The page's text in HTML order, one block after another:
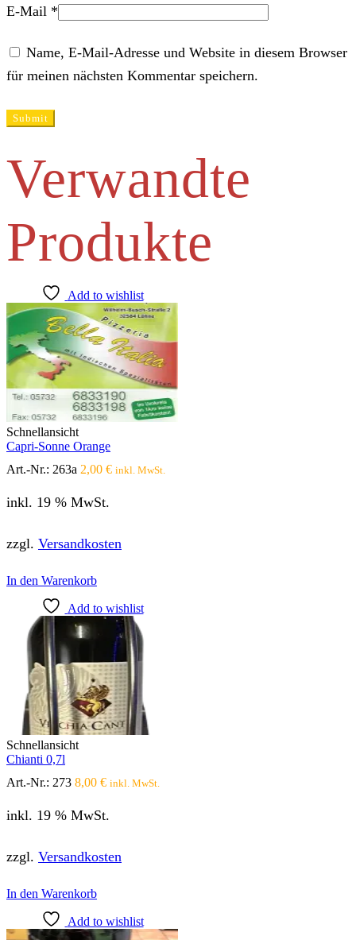
E-Mail *
Name, E-Mail-Adresse und Website in diesem Browser
für meinen nächsten Kommentar speichern.
Verwandte
Produkte
Add to wishlist
Schnellansicht
Capri-Sonne Orange
Art.-Nr.: 263a 2,00 € inkl. MwSt.
inkl. 19 % MwSt.
zzgl. Versandkosten
In den Warenkorb
Add to wishlist
Schnellansicht
Chianti 0,7l
Art.-Nr.: 273 8,00 € inkl. MwSt.
inkl. 19 % MwSt.
zzgl. Versandkosten
In den Warenkorb
Add to wishlist